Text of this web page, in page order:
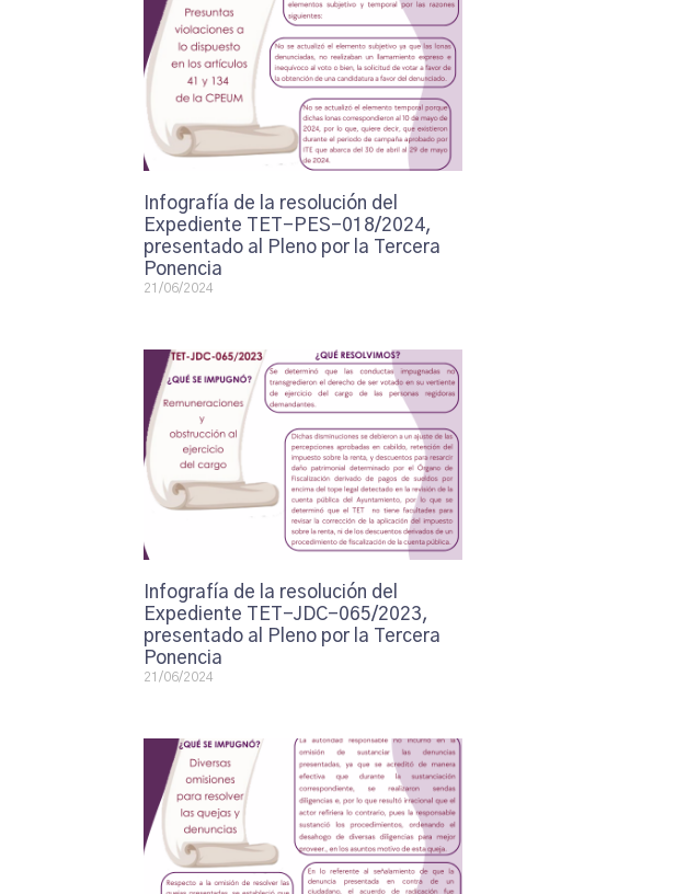
Infografía de la resolución del
Expediente TET-PES-018/2024,
presentado al Pleno por la Tercera
Ponencia
21/06/2024
Infografía de la resolución del
Expediente TET-JDC-065/2023,
presentado al Pleno por la Tercera
Ponencia
21/06/2024